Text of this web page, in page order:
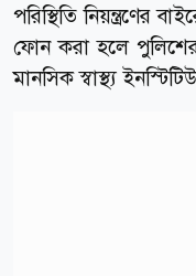
পরিস্থিতি নিয়ন্ত্রণের
ফোন করা হলে
মানসিক স্বাস্থ্য